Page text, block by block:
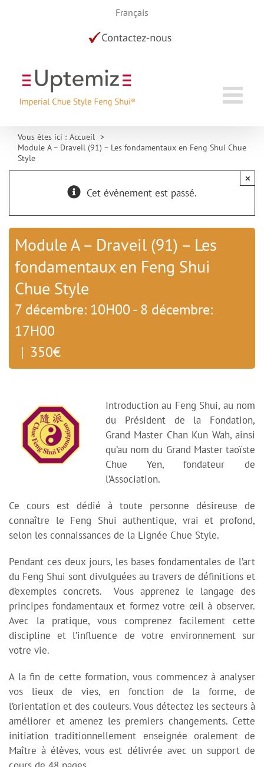
Français
Vous êtes ici : Accueil
Module A – Draveil (91) – Les fondamentaux en Feng Shui Chue
Style
Cet évènement est passé.
×
Module A – Draveil (91) – Les
fondamentaux en Feng Shui
Chue Style
7 décembre: 10H00 - 8 décembre:
17H00
| 350€
Introduction au Feng Shui, au nom
du Président de la Fondation,
Grand Master Chan Kun Wah, ainsi
qu’au nom du Grand Master taoïste
Chue Yen, fondateur de
l’Association.
Ce cours est dédié à toute personne désireuse de
connaître le Feng Shui authentique, vrai et profond,
selon les connaissances de la Lignée Chue Style.
Pendant ces deux jours, les bases fondamentales de l’art
du Feng Shui sont divulguées au travers de définitions et
d’exemples concrets. Vous apprenez le langage des
principes fondamentaux et formez votre œil à observer.
Avec la pratique, vous comprenez facilement cette
discipline et l’influence de votre environnement sur
votre vie.
A la fin de cette formation, vous commencez à analyser
vos lieux de vies, en fonction de la forme, de
l’orientation et des couleurs. Vous détectez les secteurs à
améliorer et amenez les premiers changements. Cette
initiation traditionnellement enseignée oralement de
Maître à élèves, vous est délivrée avec un support de